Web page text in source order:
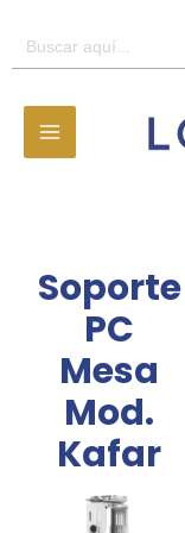
Buscar:
Soporte
PC
Mesa
Mod.
Kafar